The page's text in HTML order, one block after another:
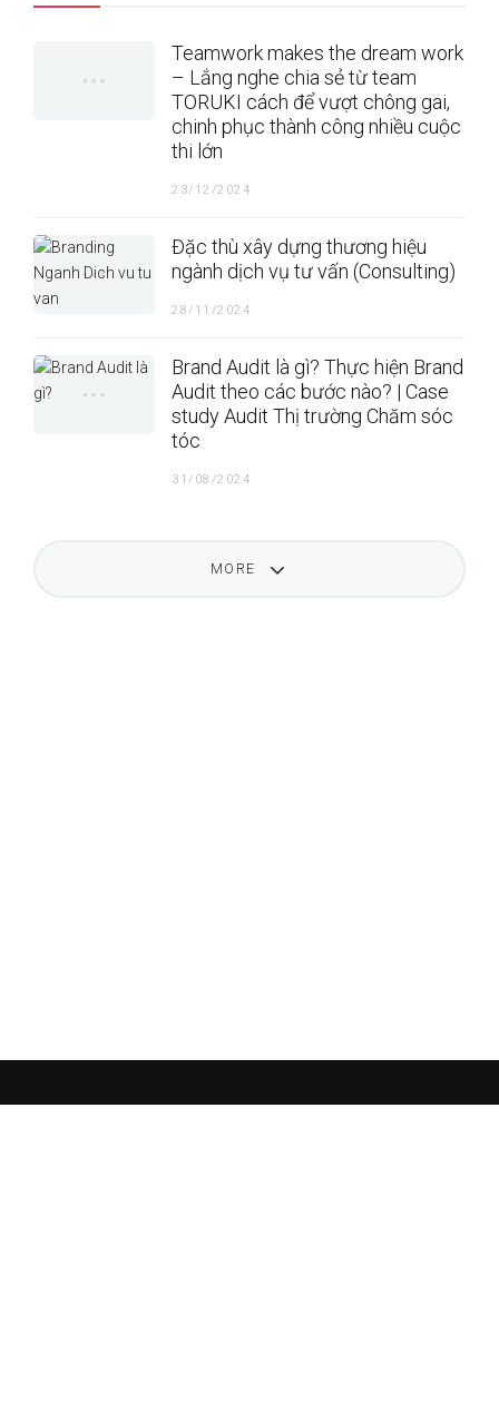
Teamwork makes the dream work
– Lắng nghe chia sẻ từ team
TORUKI cách để vượt chông gai,
chinh phục thành công nhiều cuộc
thi lớn
23/12/2024
Đặc thù xây dựng thương hiệu
ngành dịch vụ tư vấn (Consulting)
28/11/2024
Brand Audit là gì? Thực hiện Brand
Audit theo các bước nào? | Case
study Audit Thị trường Chăm sóc
tóc
31/08/2024
MORE